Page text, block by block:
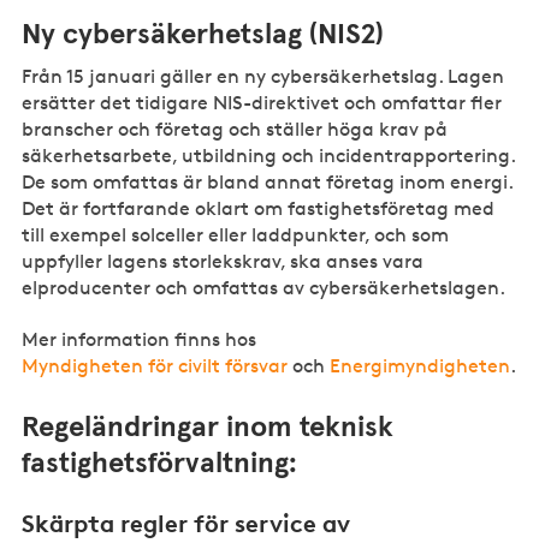
Ny cybersäkerhetslag (NIS2)
Från 15 januari gäller en nycybersäkerhetslag. Lagen
ersätter det tidigare NIS-direktivet och omfattar fler
branscher och företag och ställer höga krav på
säkerhetsarbete, utbildning och incidentrapportering.
De som omfattas är bland annat företag inom energi.
Det är fortfarande oklart om fastighetsföretag med
till exempel solceller eller laddpunkter, och som
uppfyller lagensstorlekskrav, ska anses vara
elproducenter och omfattas avcybersäkerhetslagen.
Mer information finns hos
Myndigheten för civilt försvar och Energimyndigheten.
Regeländringar inom teknisk
fastighetsförvaltning:
Skärpta regler för service av